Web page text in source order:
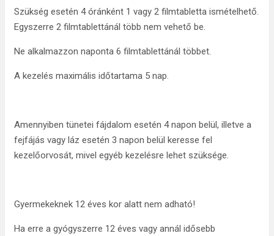
Szükség esetén 4 óránként 1 vagy 2 filmtabletta ismételhető.
Egyszerre 2 filmtablettánál több nem vehető be.
Ne alkalmazzon naponta 6 filmtablettánál többet.
A kezelés maximális időtartama 5 nap.
Amennyiben tünetei fájdalom esetén 4 napon belül, illetve a
fejfájás vagy láz esetén 3 napon belül keresse fel
kezelőorvosát, mivel egyéb kezelésre lehet szüksége.
Gyermekeknek 12 éves kor alatt nem adható!
Ha erre a gyógyszerre 12 éves vagy annál idősebb